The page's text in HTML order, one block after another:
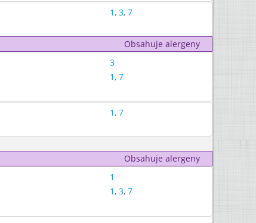
1, 3, 7
Obsahuje alergeny
3
1, 7
1, 7
Obsahuje alergeny
1
1, 3, 7